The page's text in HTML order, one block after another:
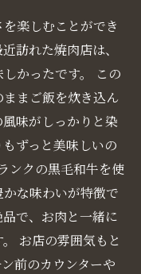
楽しむことができ
訪れた焼肉店は、
かったです。 この
まご飯を炊き込ん
味がしっかりと染
ずっと美味しいの
ンクの黒毛和牛を使
な味わいが特徴で
で、お肉と一緒に
お店の雰囲気もと
前のカウンターや